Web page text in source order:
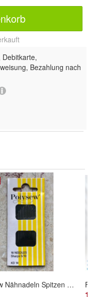
Bezahlung nach
Polysew Nähnadeln Spitzen 5/10 - 16 Stk